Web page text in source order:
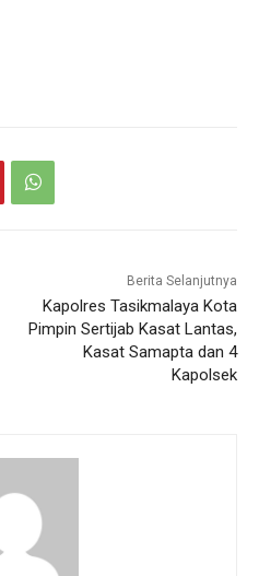
Berita Selanjutnya
Kapolres Tasikmalaya Kota
Pimpin Sertijab Kasat Lantas,
Kasat Samapta dan 4
Kapolsek